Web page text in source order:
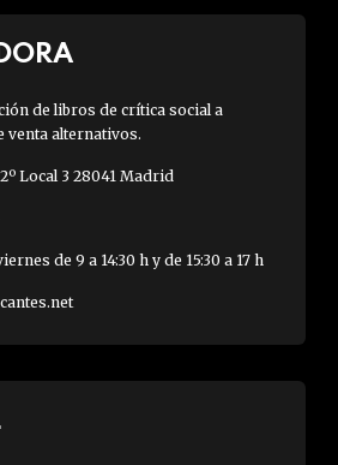
de libros de crítica social a
venta alternativos.
Local 3 28041 Madrid
de 9 a 14:30 h y de 15:30 a 17 h